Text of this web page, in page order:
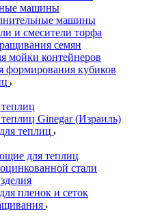
машины
машины
и смесители торфа
семян
мойки контейнеров
кубиков
Ginegar (Израиль)
теплиц
для теплиц
стали
пленок и сеток